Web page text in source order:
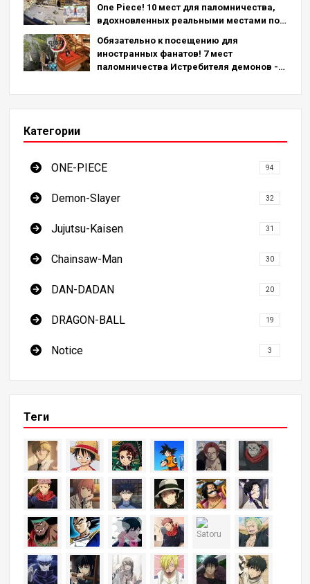
One Piece! 10 мест для паломничества,
вдохновленных реальными местами по
Обязательно к посещению для
иностранных фанатов! 7 мест
паломничества Истребителя демонов -
Категории
ONE-PIECE 94
Demon-Slayer 32
Jujutsu-Kaisen 31
Chainsaw-Man 30
DAN-DADAN 20
DRAGON-BALL 19
Notice 3
Теги